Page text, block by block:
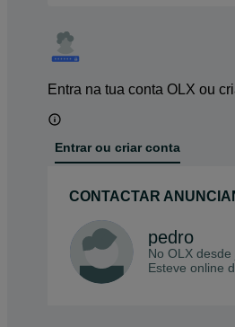
Entra na tua conta OLX ou
Entrar ou criar conta
CONTACTAR
pedro
No OLX desde
Esteve online